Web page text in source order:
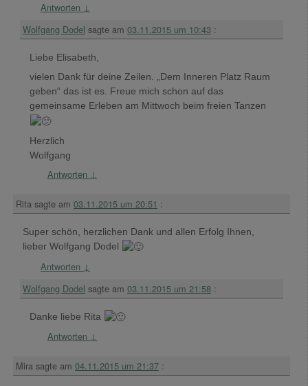
Antworten ↓
Wolfgang Dodel sagte am 03.11.2015 um 10:43 :
Liebe Elisabeth,
vielen Dank für deine Zeilen. „Dem Inneren Platz Raum
geben“ das ist es. Freue mich schon auf das
gemeinsame Erleben am Mittwoch beim freien Tanzen
Herzlich
Wolfgang
Antworten ↓
Rita sagte am 03.11.2015 um 20:51 :
Super schön, herzlichen Dank und allen Erfolg Ihnen,
lieber Wolfgang Dodel
Antworten ↓
Wolfgang Dodel sagte am 03.11.2015 um 21:58 :
Danke liebe Rita
Antworten ↓
Mira sagte am 04.11.2015 um 21:37 :